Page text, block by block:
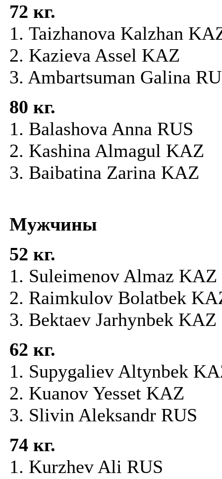
72 кг.
1. Taizhanova Kalzhan
2. Kazieva Assel KAZ
3. Ambartsuman Galina
80 кг.
1. Balashova Anna RUS
2. Kashina Almagul KAZ
3. Baibatina Zarina KAZ
Мужчины
52 кг.
1. Suleimenov Almaz KAZ
2. Raimkulov Bolatbek
3. Bektaev Jarhynbek KAZ
62 кг.
1. Supygaliev Altynbek
2. Kuanov Yesset KAZ
3. Slivin Aleksandr RUS
74 кг.
1. Kurzhev Ali RUS